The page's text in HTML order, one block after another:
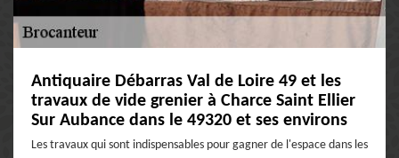
Antiquaire Débarras Val de Loire 49 et les
travaux de vide grenier à Charce Saint Ellier
Sur Aubance dans le 49320 et ses environs
Les travaux qui sont indispensables pour gagner de l'espace dans les